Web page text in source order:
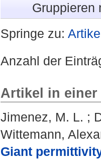
Gruppieren
Springe zu:
Anzahl der
Artikel in
Jimenez, M. L. ;
Wittemann,
Giant